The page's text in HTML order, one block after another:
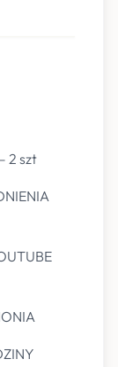
2 szt